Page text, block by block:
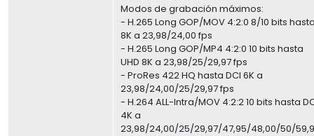
Modos de grabación máximos:
- H.265 Long GOP/MOV 4:2:0 8/10 bits
8K a 23,98/24,00 fps
- H.265 Long GOP/MP4 4:2:0 10 bits hasta
UHD 8K a 23,98/25/29,97 fps
- ProRes 422 HQ hasta DCI 6K a
23,98/24,00/25/29,97 fps
- H.264 ALL-Intra/MOV 4:2:2 10 bits hasta
4K a
23,98/24,00/25/29,97/47,95/48,00/50/